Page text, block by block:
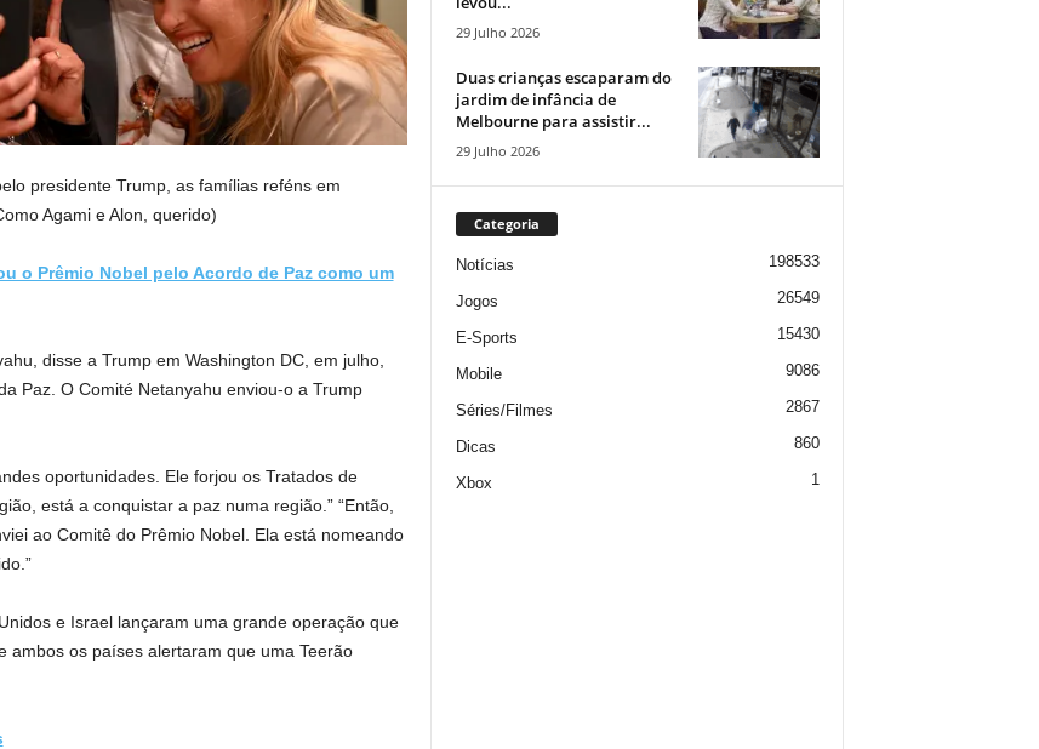
presidente Trump, as famílias reféns em
Agami e Alon, querido)
o Prêmio Nobel pelo Acordo de Paz como um
disse a Trump em Washington DC, em julho,
Paz. O Comité Netanyahu enviou-o a Trump
oportunidades. Ele forjou os Tratados de
está a conquistar a paz numa região.” “Então,
ao Comitê do Prêmio Nobel. Ela está nomeando
e Israel lançaram uma grande operação que
os países alertaram que uma Teerão
29 Julho 2026
Duas crianças escaparam do
jardim de infância de
Melbourne para assistir...
29 Julho 2026
Categoria
Notícias 198533
Jogos 26549
E-Sports 15430
Mobile 9086
Séries/Filmes 2867
Dicas 860
Xbox 1